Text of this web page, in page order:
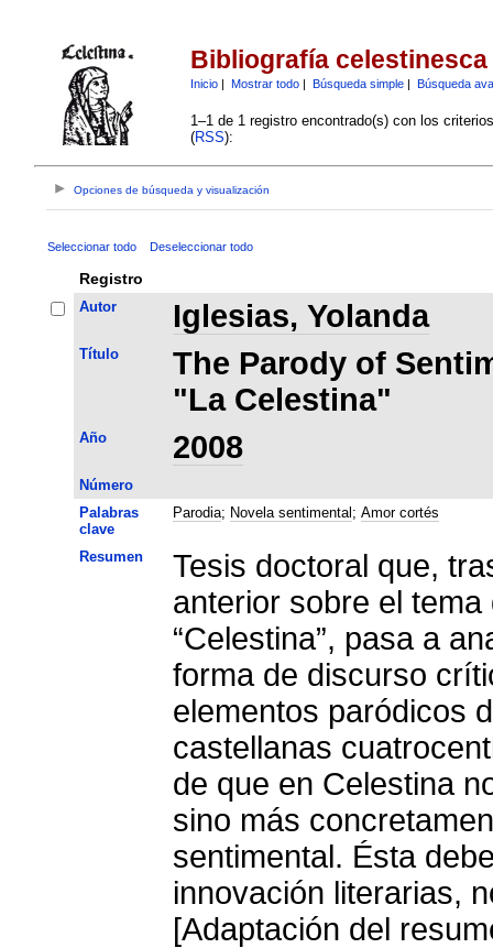
Bibliografía celestinesca
Inicio| Mostrar todo| Búsqueda simple| Búsqueda
1–1 de 1 registro encontrado(s) con los
(RSS):
Opciones de búsqueda y visualización
Seleccionar todo Deseleccionar todo
Registro
Autor Iglesias, Yolanda
Título
The Parody of
"La Celestina"
Año 2008
Número
Palabras
clave
Parodia; Novela sentimental ; Amor cortés
Resumen
Tesis doctoral que,
anterior sobre el
“Celestina”, pasa a
forma de discurso
elementos paródicos
castellanas
de que en Celestina
sino más
sentimental. Ésta
innovación literarias,
[Adaptación del